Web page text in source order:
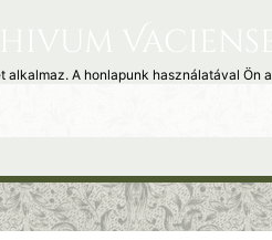
A honlapunk használatával Ön a